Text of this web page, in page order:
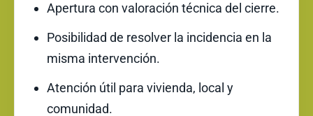
Apertura con valoración técnica del cierre.
Posibilidad de resolver la incidencia en la
misma intervención.
Atención útil para vivienda, local y
comunidad.